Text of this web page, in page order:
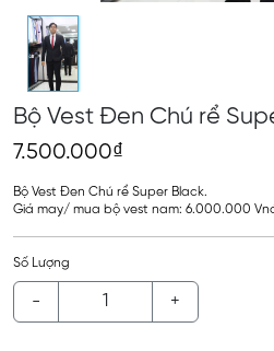
Bộ Vest Đen Chú rể
7.500.000₫
Bộ Vest Đen Chú rể Super Black.
Giá may/ mua bộ vest nam: 6.000.000
Số Lượng
- +